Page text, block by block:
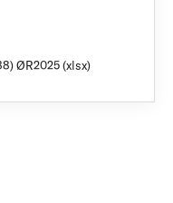
ØR2025 (xlsx)